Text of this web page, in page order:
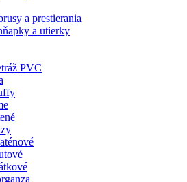
a prestierania
a utierky
PVC